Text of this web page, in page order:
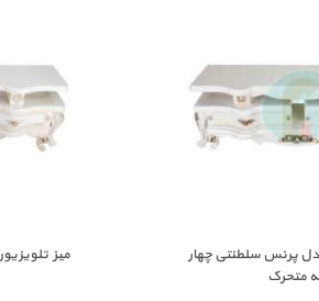
پرنس سلطنتی چهار
متحرک
میز